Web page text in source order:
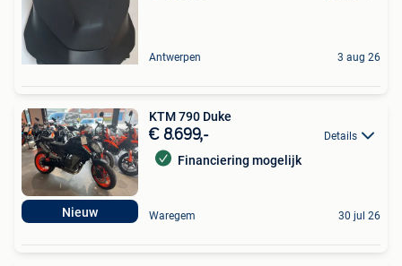
Antwerpen 3 aug 26
Nieuw
KTM 790 Duke
€ 8.699,- Details
Financiering mogelijk
Waregem 30 jul 26